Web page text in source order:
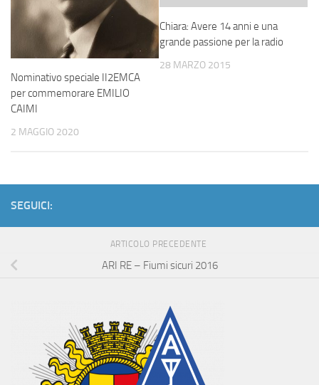
Nominativo speciale II2EMCA
per commemorare EMILIO
CAIMI
2 MAGGIO 2020
Chiara: Avere 14 anni e una
grande passione per la radio
28 MARZO 2015
SEGUICI:
ARTICOLO PRECEDENTE
ARI RE – Fiumi sicuri 2016